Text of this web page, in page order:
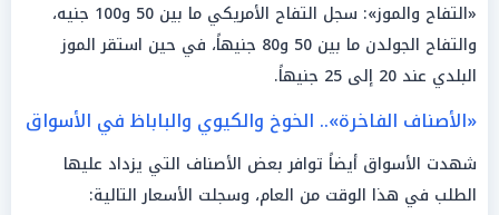
«التفاح والموز»: سجل التفاح الأمريكي ما بين 50 و100 جنيه،
والتفاح الجولدن ما بين 50 و80 جنيهاً، في حين استقر الموز
البلدي عند 20 إلى 25 جنيهاً.
«الأصناف الفاخرة».. الخوخ والكيوي والباباظ في الأسواق
شهدت الأسواق أيضاً توافر بعض الأصناف التي يزداد عليها
الطلب في هذا الوقت من العام، وسجلت الأسعار التالية: